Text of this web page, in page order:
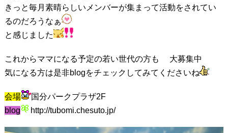
きっと毎月素晴らしいメンバーが集まって活動をされてい
るのだろうなぁ
と感じました
これからママになる予定の若い世代の方も
大募集中
気になる方は是非blogをチェックしてみてくださいね
会場
国分パークプラザ2F
blog
http://tubomi.chesuto.jp/